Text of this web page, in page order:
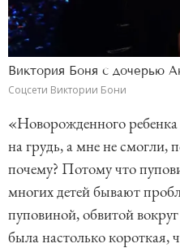
Виктория Боня с дочерью
Соцсети Виктории Бони
«Новорожденного
на грудь, а мне не
почему? Потому что
многих детей бывают
пуповиной, обвитой
была настолько короткая,